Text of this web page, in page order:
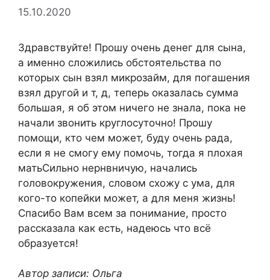
15.10.2020
Здравствуйте! Прошу очень денег для сына,
а именно сложились обстоятельства по
которых сын взял микрозайм, для погашения
взял другой и т, д, теперь оказалась сумма
большая, я об этом ничего не знала, пока не
начали звонить круглосуточно! Прошу
помощи, кто чем может, буду очень рада,
если я не смогу ему помочь, тогда я плохая
матьСильно нернвничую, начались
головокружения, словом схожу с ума, для
кого-то копейки может, а для меня жизнь!
Спасибо Вам всем за понимание, просто
рассказала как есть, надеюсь что всё
образуется!
Автор записи: Ольга